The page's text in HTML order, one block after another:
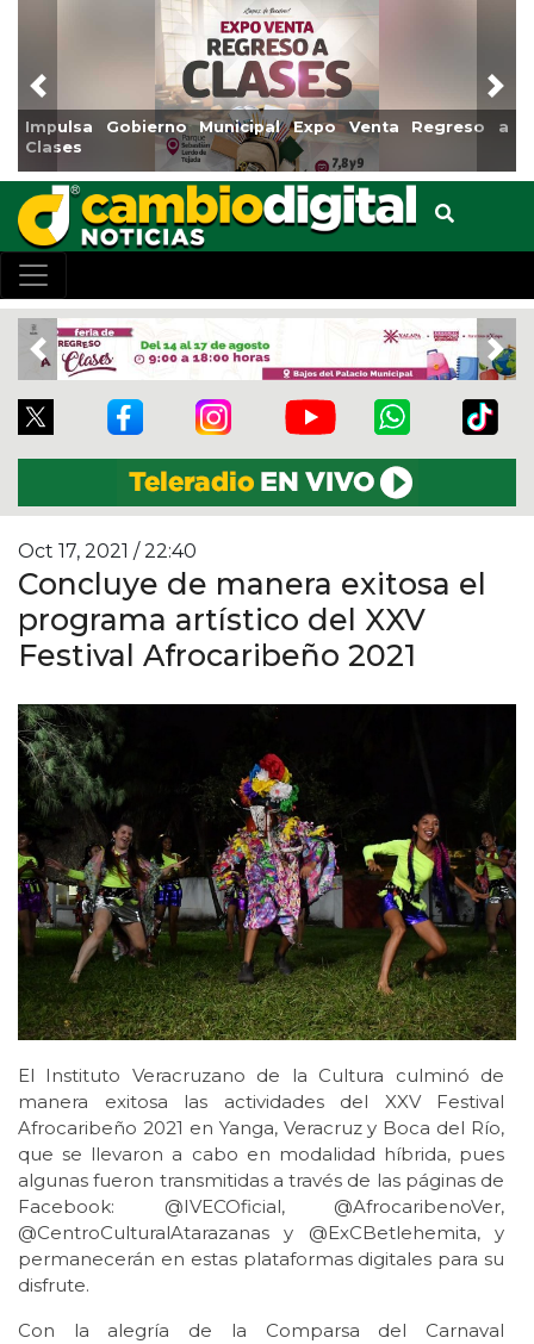
Municipal Expo Venta Regreso a
Reabrirá
Previous
Previous
Oct 17, 2021 / 22:40
Concluye de manera exitosa el
programa artístico del XXV
Festival Afrocaribeño 2021
El Instituto Veracruzano de la Cultura culminó de
manera exitosa las actividades del XXV Festival
Afrocaribeño 2021 en Yanga, Veracruz y Boca del Río,
que se llevaron a cabo en modalidad híbrida, pues
algunas fueron transmitidas a través de las páginas de
Facebook: @IVECOficial, ​​@AfrocaribenoVer,
@CentroCulturalAtarazanas y @ExCBetlehemita, y
permanecerán en estas plataformas digitales para su
disfrute.
Con la alegría de la Comparsa del Carnaval